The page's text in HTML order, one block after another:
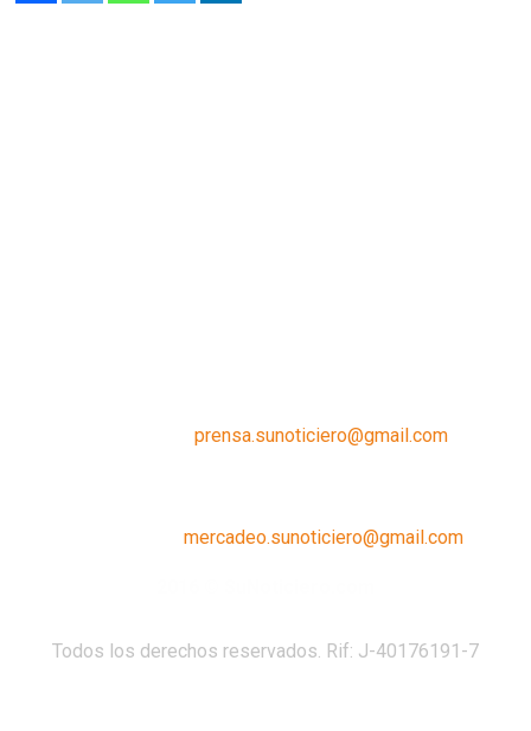
prensa.sunoticiero@gmail.com
mercadeo.sunoticiero@gmail.com
Todos los derechos reservados. Rif: J-40176191-7